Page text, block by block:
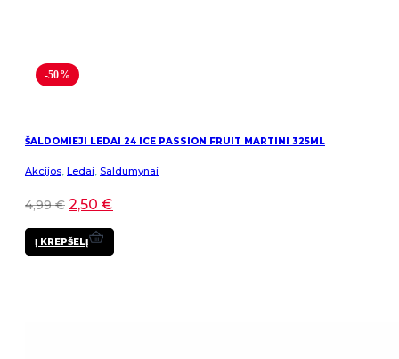
-50%
ŠALDOMIEJI LEDAI 24 ICE PASSION FRUIT MARTINI 325ML
Akcijos, Ledai, Saldumynai
4,99€ 2,50 €
Į KREPŠELĮ